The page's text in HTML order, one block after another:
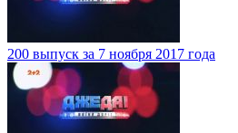
200 выпуск за 7 ноября 2017 года